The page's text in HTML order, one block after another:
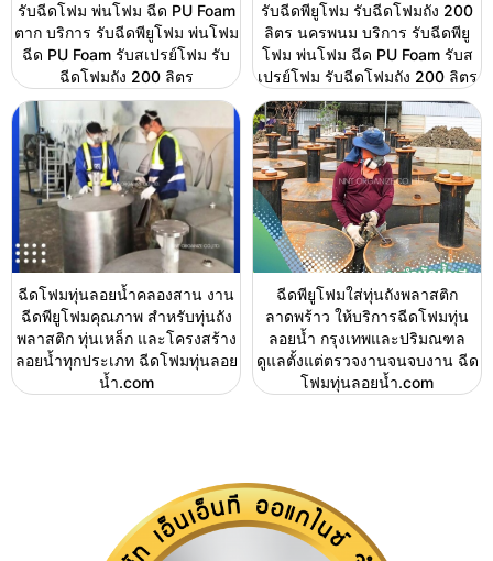
รับฉีดโฟม พ่นโฟม ฉีด PU Foam
ตาก บริการ รับฉีดพียูโฟม พ่นโฟม
ฉีด PU Foam รับสเปรย์โฟม รับ
ฉีดโฟมถัง 200 ลิตร
รับฉีดพียูโฟม รับฉีดโฟมถัง 200
ลิตร นครพนม บริการ รับฉีดพียู
โฟม พ่นโฟม ฉีด PU Foam รับส
เปรย์โฟม รับฉีดโฟมถัง 200 ลิตร
ฉีดโฟมทุ่นลอยน้ำคลองสาน งาน
ฉีดพียูโฟมคุณภาพ สำหรับทุ่นถัง
พลาสติก ทุ่นเหล็ก และโครงสร้าง
ลอยน้ำทุกประเภท ฉีดโฟมทุ่นลอย
น้ำ.com
ฉีดพียูโฟมใส่ทุ่นถังพลาสติก
ลาดพร้าว ให้บริการฉีดโฟมทุ่น
ลอยน้ำ กรุงเทพและปริมณฑล
ดูแลตั้งแต่ตรวจงานจนจบงาน ฉีด
โฟมทุ่นลอยน้ำ.com